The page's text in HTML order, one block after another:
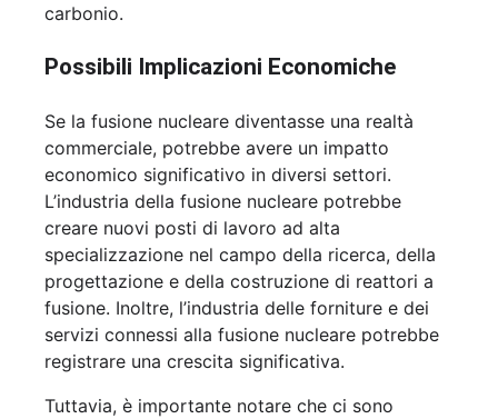
carbonio.
Possibili Implicazioni Economiche
Se la fusione nucleare diventasse una realtà
commerciale, potrebbe avere un impatto
economico significativo in diversi settori.
L’industria della fusione nucleare potrebbe
creare nuovi posti di lavoro ad alta
specializzazione nel campo della ricerca, della
progettazione e della costruzione di reattori a
fusione. Inoltre, l’industria delle forniture e dei
servizi connessi alla fusione nucleare potrebbe
registrare una crescita significativa.
Tuttavia, è importante notare che ci sono